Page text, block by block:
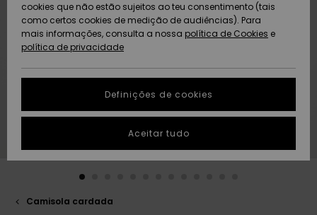
Artigos
recém-
chegados
Coleções
Artigos
recém-
chegados
Highlights
Community
AJUDA
Protecção de
dados
Guia de
tamanhos
conversa para
obteres a
resposta mais
SUSTAINABILITY
PRESENTE
DESEJO
Camisola cardada
cookies que não estão sujeitos ao teu consentimento (tais
como certos cookies de medição de audiências). Para
mais informações, consulta a nossa política de Cookies e
política de privacidade
Definições de cookies
Aceitar tudo